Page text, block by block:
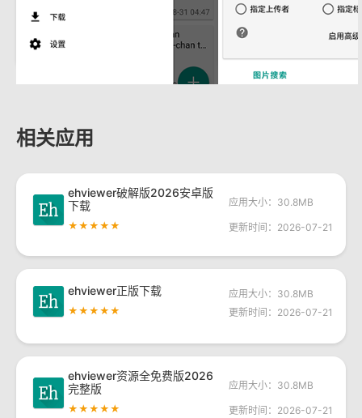
相关应用
ehviewer破解版2026安卓版
下载
★★★★★
应用大小：30.8MB
更新时间：2026-07-21
ehviewer正版下载
★★★★★
应用大小：30.8MB
更新时间：2026-07-21
ehviewer资源全免费版2026
完整版
★★★★★
应用大小：30.8MB
更新时间：2026-07-21